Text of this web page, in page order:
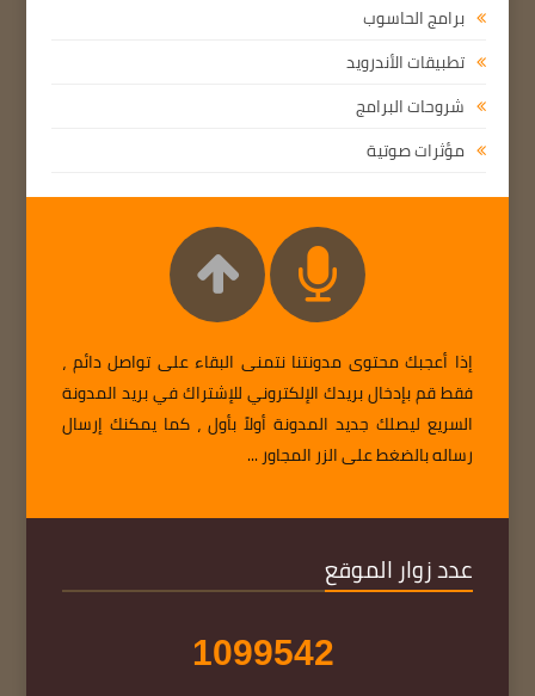
برامج الحاسوب
تطبيقات الأندرويد
شروحات البرامج
مؤثرات صوتية
إذا أعجبك محتوى مدونتنا نتمنى البقاء على تواصل دائم ،
فقط قم بإدخال بريدك الإلكتروني للإشتراك في بريد المدونة
السريع ليصلك جديد المدونة أولاً بأول ، كما يمكنك إرسال
رساله بالضغط على الزر المجاور ...
عدد زوار الموقع
1099542